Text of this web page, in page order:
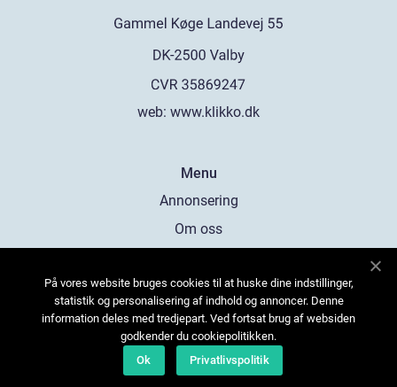
web: www.klikko.dk
Menu
Annonsering
Om oss
Kontakta oss
Sitemap
På vores website bruges cookies til at huske dine indstillinger,
statistik og personalisering af indhold og annoncer. Denne
information deles med tredjepart. Ved fortsat brug af websiden
godkender du cookiepolitikken.
Ok
Privatlivspolitik